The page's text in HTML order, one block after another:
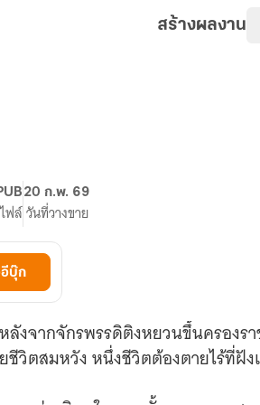
สร้างผลงาน
ฟล์
20 ก.พ. 69
วันที่วางขาย
บุ๊ก
ลังจากจักรพรรดิติงหยวนขึ้นครองร
วิตสมหวัง หนึ่งชีวิตต้องตายไร้ที่ฝัง